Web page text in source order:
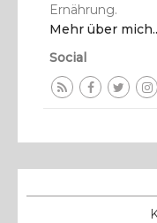
Ernährung.
Mehr über
Social